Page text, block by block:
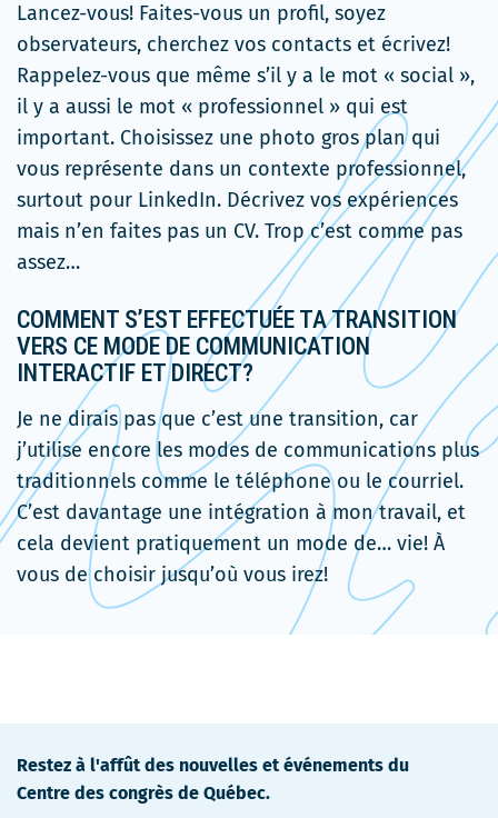
Lancez-vous! Faites-vous un profil, soyez
observateurs, cherchez vos contacts et écrivez!
Rappelez-vous que même s’il y a le mot « social »,
il y a aussi le mot « professionnel » qui est
important. Choisissez une photo gros plan qui
vous représente dans un contexte professionnel,
surtout pour LinkedIn. Décrivez vos expériences
mais n’en faites pas un CV. Trop c’est comme pas
assez…
COMMENT S’EST EFFECTUÉE TA TRANSITION
VERS CE MODE DE COMMUNICATION
INTERACTIF ET DIRECT?
Je ne dirais pas que c’est une transition, car
j’utilise encore les modes de communications plus
traditionnels comme le téléphone ou le courriel.
C’est davantage une intégration à mon travail, et
cela devient pratiquement un mode de… vie! À
vous de choisir jusqu’où vous irez!
Restez à l'affût des nouvelles et événements du
Centre des congrès de Québec.